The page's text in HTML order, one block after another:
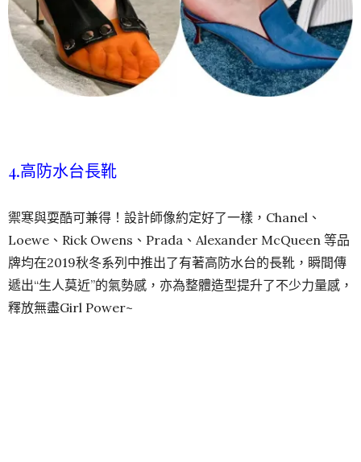
4.高防水台長靴
禦寒與耍酷可兼得！設計師像約定好了一樣，Chanel、
Loewe、Rick Owens、Prada、Alexander McQueen 等品
牌均在2019秋冬系列中推出了有著高防水台的長靴，瞬間傳
遞出“生人莫近”的氣勢感，亦為整體造型提升了不少力量感，
釋放無盡Girl Power~